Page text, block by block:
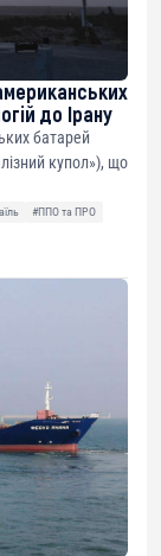
до Ірану
батарей
купол»), що
#ППО та ПРО